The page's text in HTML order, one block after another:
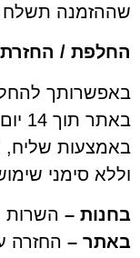
תשלח
/ החזרת מוצר:
להחליף
באתר תוך 14
שליח, כאשר
סימני שימוש
–השרות
–החזרה עם